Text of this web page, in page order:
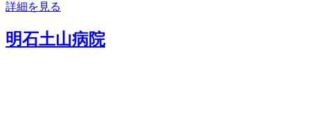
詳細を見る
明石土山病院